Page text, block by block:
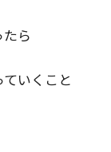
ら
いくこと